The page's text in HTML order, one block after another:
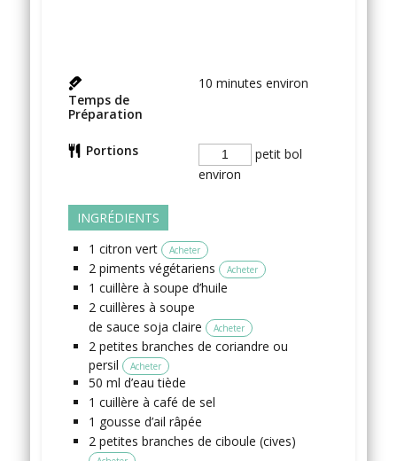
Temps de
Préparation
10 minutes environ
Portions
petit bol
environ
INGRÉDIENTS
1 citron vert Acheter
2 piments végétariens Acheter
1 cuillère à soupe d’huile
2 cuillères à soupe
de sauce soja claire
Acheter
2 petites branches de coriandre ou
persil
Acheter
50 ml d’eau tiède
1 cuillère à café de sel
1 gousse d’ail râpée
2 petites branches de ciboule (cives)